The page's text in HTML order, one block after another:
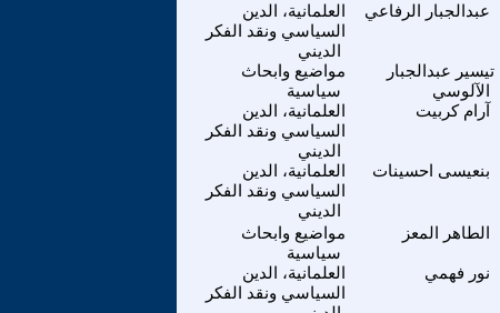
العلمانية، الدين
السياسي ونقد الفكر
الديني
عبدالجبار الرفاعي
مواضيع وابحاث
سياسية
تيسير عبدالجبار
الآلوسي
العلمانية، الدين
السياسي ونقد الفكر
الديني
آرام كربيت
العلمانية، الدين
السياسي ونقد الفكر
الديني
بنعيسى احسينات
مواضيع وابحاث
سياسية
الطاهر المعز
العلمانية، الدين
السياسي ونقد الفكر
نور فهمي